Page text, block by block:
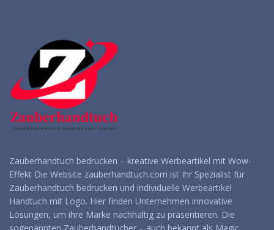
Zauberhandtuch bedrucken – kreative Werbeartikel mit Wow-
Effekt Die Website zauberhandtuch.com ist Ihr Spezialist für
Zauberhandtuch bedrucken und individuelle Werbeartikel
Handtuch mit Logo. Hier finden Unternehmen innovative
Lösungen, um ihre Marke nachhaltig zu präsentieren. Die